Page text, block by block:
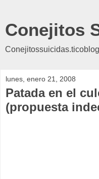
Conejitos
lunes, enero 21, 2008
Patada en el
(propuesta